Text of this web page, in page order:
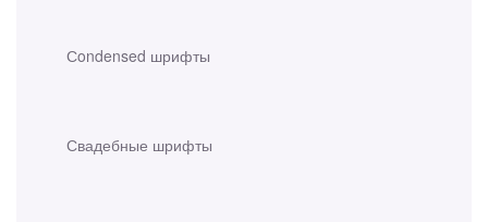
Сondensed шрифты
Свадебные шрифты